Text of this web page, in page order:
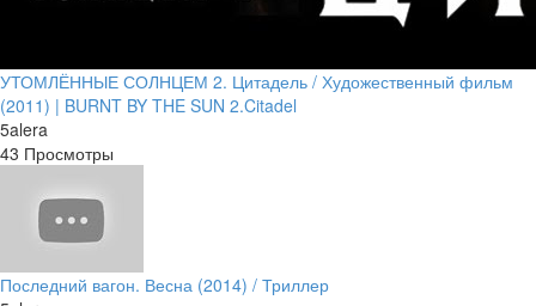
УТОМЛЁННЫЕ СОЛНЦЕМ 2. Цитадель / Художественный фильм
(2011) | BURNT BY THE SUN 2.Citadel
5alera
43 Просмотры
Последний вагон. Весна (2014) / Триллер